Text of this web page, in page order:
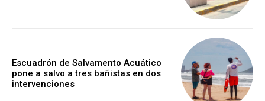
Escuadrón de Salvamento Acuático
pone a salvo a tres bañistas en dos
intervenciones